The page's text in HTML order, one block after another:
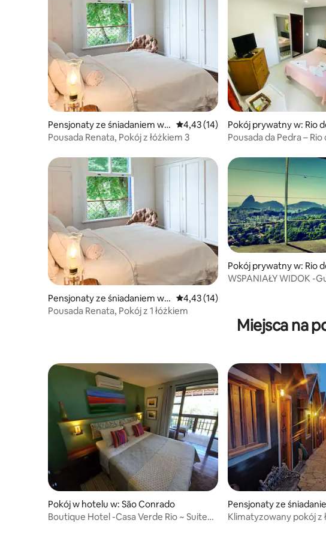
Pensjonaty ze śniadaniem w:
Rio de Janeiro
Średnia ocena: 4,43 na 5, liczba
4,43 (14)
Pousada Renata, Pokój z łóżkiem 3
Pokój prywatny w: Rio
Pousada da Pedra –
Pensjonaty ze śniadaniem w:
Rio de Janeiro
Średnia ocena: 4,43 na 5, liczba
4,43 (14)
Pousada Renata, Pokój z 1 łóżkiem
Pokój prywatny w: Rio
eiro
WSPANIAŁY WIDOK -
Miejsca na
Pokój w hotelu w: São Conrado
Boutique Hotel -Casa Verde Rio ~ Suite
Pensjonaty ze
eiro
Klimatyzowany pokój z